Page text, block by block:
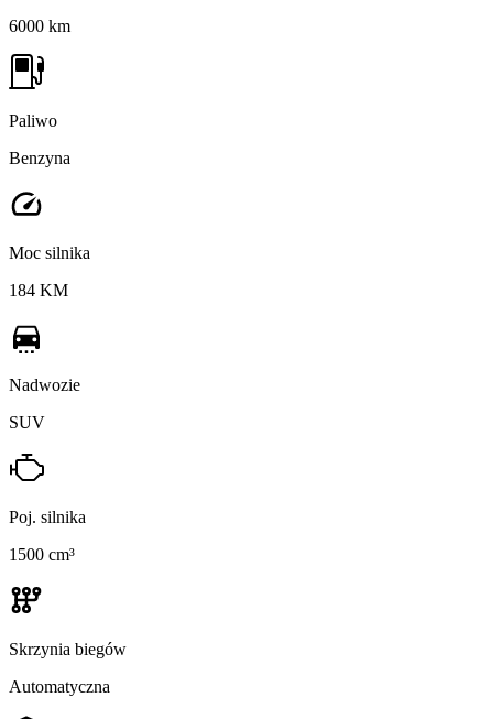
6000 km
Paliwo
Benzyna
Moc silnika
184 KM
Nadwozie
SUV
Poj. silnika
1500 cm³
Skrzynia biegów
Automatyczna